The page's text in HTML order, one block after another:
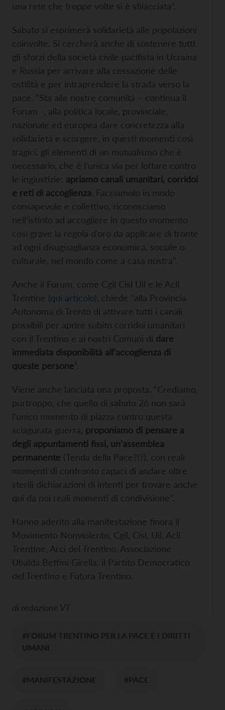
una rete che troppe volte si è sfilacciata”.
Sabato si esprimerà solidarietà alle popolazioni
coinvolte. Si cercherà anche di sostenere tutti
gli sforzi della società civile pacifista in Ucraina
e Russia per arrivare alla cessazione delle
ostilità e per intraprendere la strada verso la
pace. “Sta alle nostre comunità – continua il
Forum -, alla politica locale, provinciale,
nazionale ed europea dare concretezza alla
solidarietà e scorgere, in questi momenti così
tragici, gli elementi di un mutualismo che è
necessario, che è l’unica via per lottare contro
le ingiustizie: apriamo canali umanitari, corridoi
e reti di accoglienza. Facciamolo in modo
consapevole e collettivo, riconosciamo
nell’istinto ad accogliere in questo momento
così grave la regola d’oro da applicare di fronte
ad ogni disuguaglianza economica, sociale o
culturale, nel mondo come a casa nostra”.
Anche il Forum, come Cgil Cisl Uil e le Acli
Trentine (qui articolo), chiede “alla Provincia
Autonoma di Trento di attivare tutti i canali
possibili per aprire subito corridoi umanitari
con il Trentino e ai nostri Comuni di dare
immediata disponibilità all’accoglienza di
queste persone“.
Viene anche lanciata una proposta. “Crediamo,
purtroppo, che quello di sabato 26 non sarà
l’unico momento di piazza contro questa
sciagurata guerra, proponiamo di pensare a
degli appuntamenti fissi, un’assemblea
permanente (Tenda della Pace?!?), con reali
momenti di confronto capaci di andare oltre
sterili dichiarazioni di intenti per trovare anche
qui da noi reali momenti di condivisione”.
Hanno aderito alla manifestazione finora il
Movimento Nonviolento, Cgil, Cisl, Uil, Acli
Trentine, Arci del Trentino, Associazione
Ubalda Bettini Girella, il Partito Democratico
del Trentino e Futura Trentino.
di redazione VT
#FORUM TRENTINO PER LA PACE E I DIRITTI
UMANI
#MANIFESTAZIONE #PACE